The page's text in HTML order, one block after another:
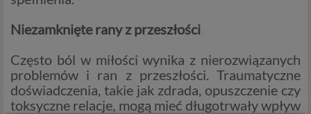
Niezamknięte rany z przeszłości
Często ból w miłości wynika z nierozwiązanych
problemów i ran z przeszłości. Traumatyczne
doświadczenia, takie jak zdrada, opuszczenie czy
toksyczne relacje, mogą mieć długotrwały wpływ